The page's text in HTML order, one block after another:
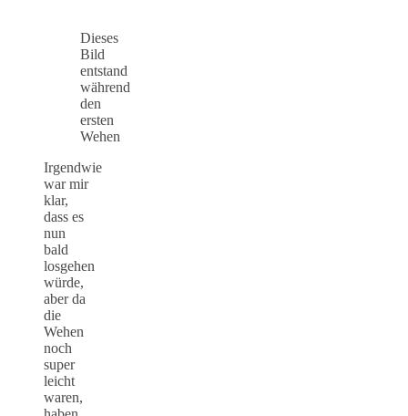
Dieses
Bild
entstand
während
den
ersten
Wehen
Irgendwie
war mir
klar,
dass es
nun
bald
losgehen
würde,
aber da
die
Wehen
noch
super
leicht
waren,